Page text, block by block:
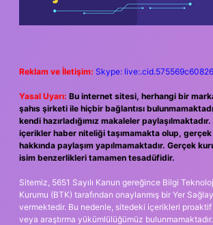
Reklam ve İletişim: Skype:
Yasal Uyarı: Bu internet sitesi, herhangi bir
şahıs şirketi ile hiçbir bağlantısı
kendi hazırladığımız makaleler
içerikler haber niteliği taşımamakta olup,
hakkında paylaşım yapılmamaktadır. Gerçek
isim benzerlikleri tamamen tesadüfidir.
Sitemiz, 5651 Sayılı Kanun gereğince Bilgi
Kurumu (BTK) tarafından onaylanmış bir Yer
vermektedir. Bu nedenle, sitedeki içerikleri
veya araştırma yükümlülüğümüz